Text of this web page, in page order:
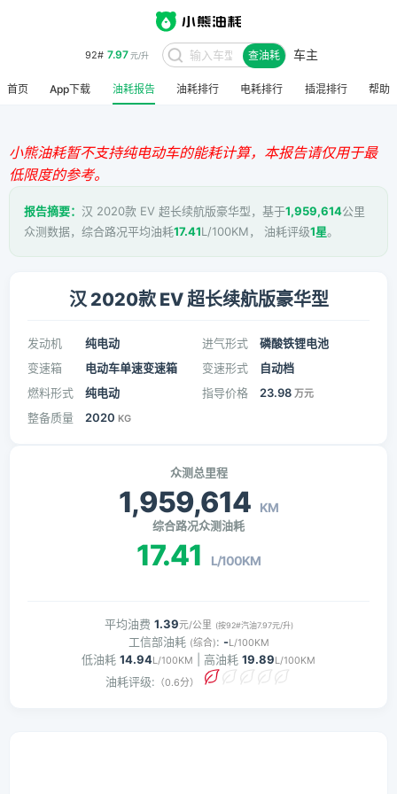
95# 8.48 元/升 查油耗 车主
首页 App下载 油耗报告 油耗排行 电耗排行 插混排行 帮助
小熊油耗暂不支持纯电动车的能耗计算，本报告请仅用于最
低限度的参考。
报告摘要： 汉 2020款 EV 超长续航版豪华型，基于1,959,614公里
众测数据，综合路况平均油耗17.41L/100KM， 油耗评级1星。
汉 2020款 EV 超长续航版豪华型
发动机 纯电动 进气形式
磷酸铁锂电池
变速箱
电动车单速变速箱 变速形式
自动档
燃料形式
纯电动 指导价格 23.98 万元
整备质量 2020 KG
众测总里程
1,959,614 KM
综合路况众测油耗
17.41 L/100KM
平均油费 1.39元/公里 (按92#汽油7.97元/升)
工信部油耗 (综合): -L/100KM
低油耗 14.94L/100KM | 高油耗 19.89L/100KM
油耗评级: （0.6分）